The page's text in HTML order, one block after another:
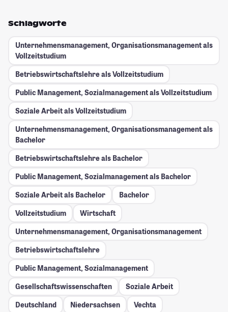
Schlagworte
Unternehmensmanagement, Organisationsmanagement als
Vollzeitstudium
Betriebswirtschaftslehre als Vollzeitstudium
Public Management, Sozialmanagement als Vollzeitstudium
Soziale Arbeit als Vollzeitstudium
Unternehmensmanagement, Organisationsmanagement als
Bachelor
Betriebswirtschaftslehre als Bachelor
Public Management, Sozialmanagement als Bachelor
Soziale Arbeit als Bachelor
Bachelor
Vollzeitstudium
Wirtschaft
Unternehmensmanagement, Organisationsmanagement
Betriebswirtschaftslehre
Public Management, Sozialmanagement
Gesellschafts­wissenschaften
Soziale Arbeit
Deutschland
Niedersachsen Vechta